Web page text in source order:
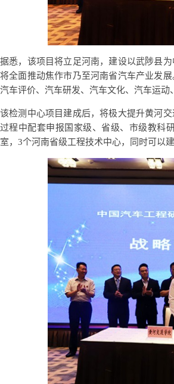
据悉，该项目将立足河南，建设以武陟县
将全面推动焦作市乃至河南省汽车产业发
汽车评价、汽车研发、汽车文化、汽车运
该检测中心项目建成后，将极大提升黄河
过程中配套申报国家级、省级、市级教科
室，3个河南省级工程技术中心，同时可以